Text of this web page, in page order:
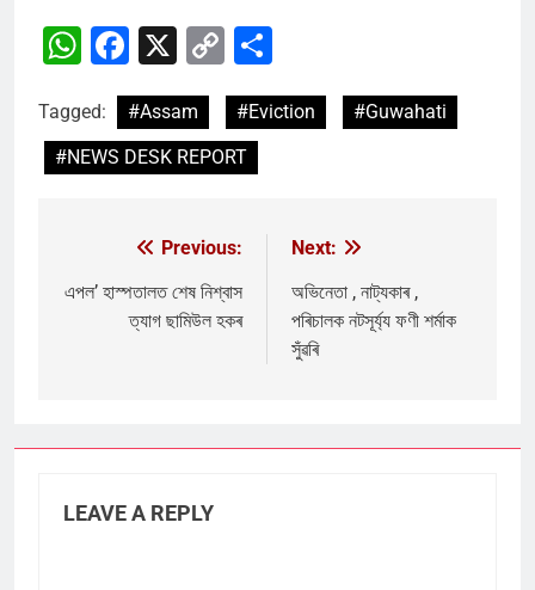
WhatsApp
Facebook
X
Copy
Link
Tagged: #Assam #Eviction
#Guwahati
#NEWS DESK REPORT
navigation
Previous:
এপল’ হাস্পতালত শেষ নিশ্বাস
ত্যাগ ছামিউল হকৰ
Next:
অভিনেতা , নাট্যকাৰ ,
পৰিচালক নটসূৰ্য্য ফণী শৰ্মাক
সুঁৱৰি
LEAVE A REPLY